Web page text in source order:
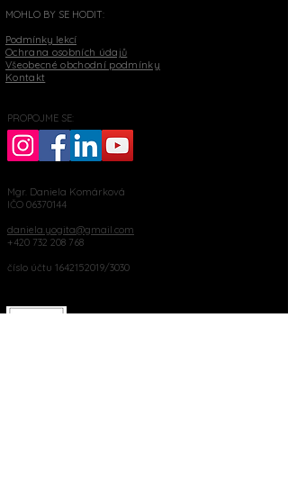
MOHLO BY SE HODIT:
Podmínky lekcí
Ochrana osobních údajů
Všeobecné obchodní podmínky
Kontakt
PROPOJME SE:
Mgr. Daniela Komárková
IČO 06370144
daniela.yogita@gmail.com
+420 732 208 768
číslo účtu 1642152019/3030